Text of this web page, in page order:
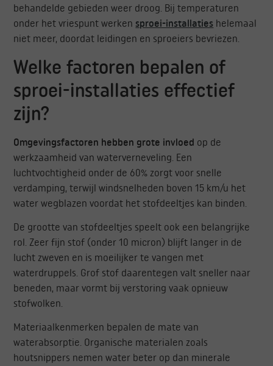
behandelde gebieden weer droog. Bij temperaturen
onder het vriespunt werkensproei-installaties helemaal
niet meer, doordat leidingen en sproeiers bevriezen.
Welke factoren bepalen of
sproei-installaties effectief
zijn?
Omgevingsfactoren hebben grote invloed op de
werkzaamheid van waterverneveling. Een
luchtvochtigheid onder de 60% zorgt voor snelle
verdamping, terwijl windsnelheden boven 15 km/u het
water wegblazen voordat het stofdeeltjes kan binden.
De grootte van stofdeeltjes speelt ook een belangrijke
rol. Zeer fijn stof (onder 10 micron) blijft langer in de
lucht zweven en is moeilijker te vangen met
waterdruppels. Grof stof daarentegen valt sneller naar
beneden, maar vormt bij verstoring vaak opnieuw
stofwolken.
Materiaalkenmerken bepalen de mate van
waterabsorptie. Organische materialen zoals
houtsnippers nemen water beter op dan minerale